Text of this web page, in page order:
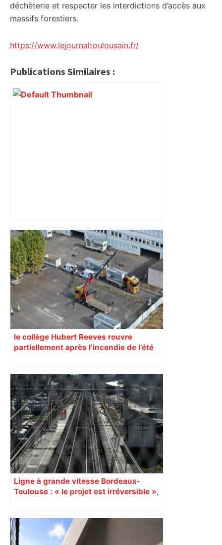
déchèterie et respecter les interdictions d’accès aux
massifs forestiers.
https://www.lejournaltoulousain.fr/
Publications Similaires :
"C'est la reprise des bouchons et c'est
horrible", plus de 17 km de
ralentissements autour de Toulouse ce
jeudi matin, on vous donne les
secteurs à éviter – ladepeche.fr
le collège Hubert Reeves rouvre
partiellement après l’incendie de l’été
Ligne à grande vitesse Bordeaux-
Toulouse : « le projet est irréversible »,